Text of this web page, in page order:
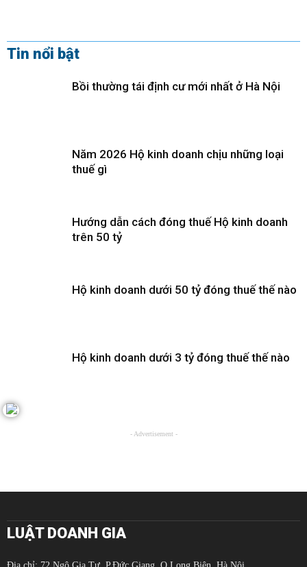
Tin nổi bật
Bồi thường tái định cư mới nhất ở Hà Nội
Năm 2026 Hộ kinh doanh chịu những loại
thuế gì
Hướng dẫn cách đóng thuế Hộ kinh doanh
trên 50 tỷ
Hộ kinh doanh dưới 50 tỷ đóng thuế thế nào
Hộ kinh doanh dưới 3 tỷ đóng thuế thế nào
- Advertisement -
LUẬT DOANH GIA